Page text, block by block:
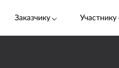
Заказчику Участнику